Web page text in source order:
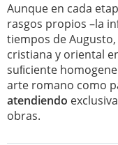
Aunque en cada
rasgos propios –la
tiempos de
cristiana y oriental
suﬁciente
arte romano como
atendiendo
obras.